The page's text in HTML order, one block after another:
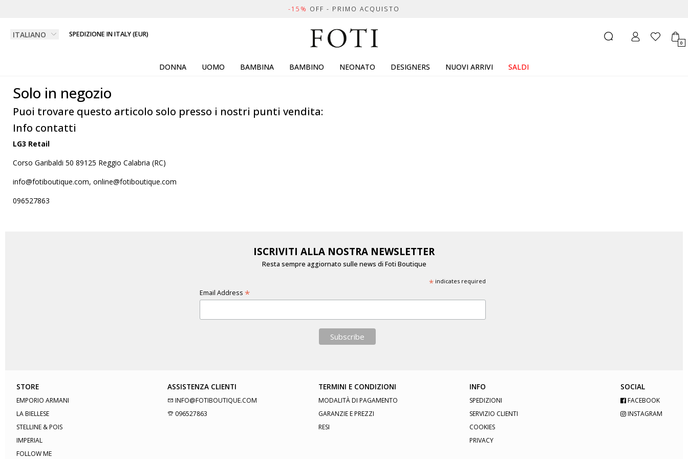
-15% OFF - PRIMO ACQUISTO
SPEDIZIONE IN ITALY (EUR)
0
DONNA UOMO BAMBINA BAMBINO NEONATO DESIGNERS NUOVI ARRIVI SALDI
Solo in negozio
Puoi trovare questo articolo solo presso i nostri punti vendita:
Info contatti
LG3 Retail
Corso Garibaldi 50 89125 Reggio Calabria (RC)
info@fotiboutique.com, online@fotiboutique.com
096527863
ISCRIVITI ALLA NOSTRA NEWSLETTER
Resta sempre aggiornato sulle news di Foti Boutique
*indicates required
Email Address *
STORE
EMPORIO ARMANI
LA BIELLESE
STELLINE & POIS
IMPERIAL
FOLLOW ME
ASSISTENZA CLIENTI
INFO@FOTIBOUTIQUE.COM
096527863
TERMINI E CONDIZIONI
MODALITÀ DI PAGAMENTO
GARANZIE E PREZZI
RESI
INFO
SPEDIZIONI
SERVIZIO CLIENTI
COOKIES
PRIVACY
SOCIAL
FACEBOOK
INSTAGRAM